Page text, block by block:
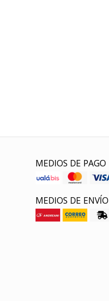
MEDIOS DE PAGO
MEDIOS DE ENVÍO